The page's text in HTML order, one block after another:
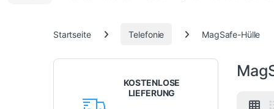
Startseite Telefonie MagSafe-Hülle
KOSTENLOSE
LIEFERUNG